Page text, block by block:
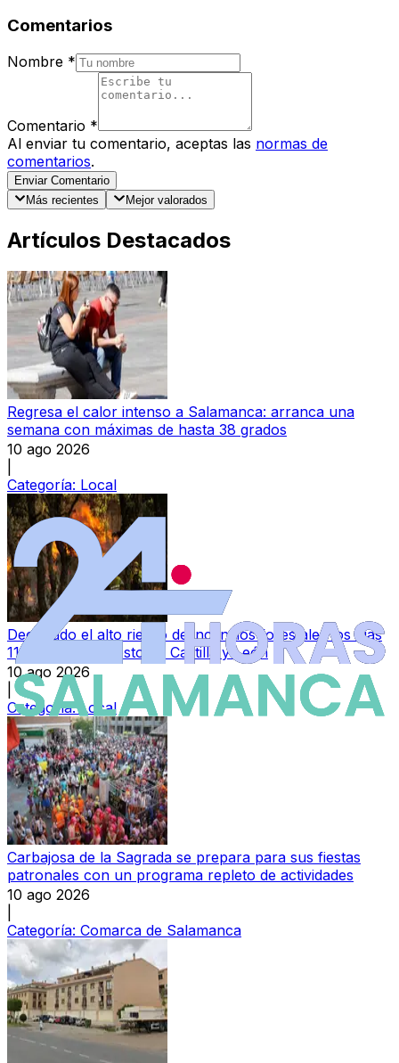
Comentarios
Nombre *
Comentario *
Al enviar tu comentario, aceptas las normas de
comentarios.
Enviar Comentario
Más recientes
Mejor valorados
Artículos Destacados
Regresa el calor intenso a Salamanca: arranca una
semana con máximas de hasta 38 grados
10 ago 2026
Categoría: Local
Declarado el alto riesgo de incendios forestales los días
11, 12 y 13 de agosto en Castilla y León
10 ago 2026
Categoría: Local
Carbajosa de la Sagrada se prepara para sus fiestas
patronales con un programa repleto de actividades
10 ago 2026
Categoría: Comarca de Salamanca